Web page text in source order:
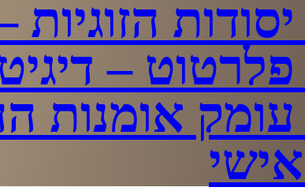
הזוגיות
–
אומנות